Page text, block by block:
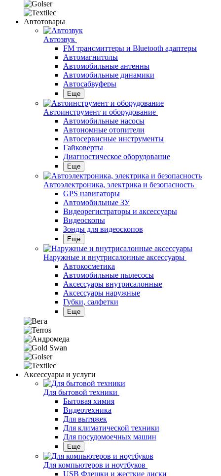
Автотовары
Автозвук
FM трансмиттеры и Bluetooth адаптеры
Автомагнитолы
Автомобильные антенны
Автомобильные динамики
Автосабвуферы
Еще
Автоинструмент и оборудование
Автомобильные насосы
Автономные отопители
Автосервисные инструменты
Гайковерты
Диагностическое оборудование
Еще
Автоэлектроника, электрика и безопасность
GPS навигаторы
Автомобильные ЗУ
Видеорегистраторы и аксессуары
Видеоскопы
Зонды для видеоскопов
Еще
Наружные и внутрисалонные аксессуары
Автокосметика
Автомобильные пылесосы
Аксесcуары внутрисалонные
Аксессуары наружные
Губки, салфетки
Еще
Аксессуары и услуги
Для бытовой техники
Бытовая химия
Видеотехника
Для вытяжек
Для климатической техники
Для посудомоечных машин
Еще
Для компьютеров и ноутбуков
USB Флешки и жесткие диски